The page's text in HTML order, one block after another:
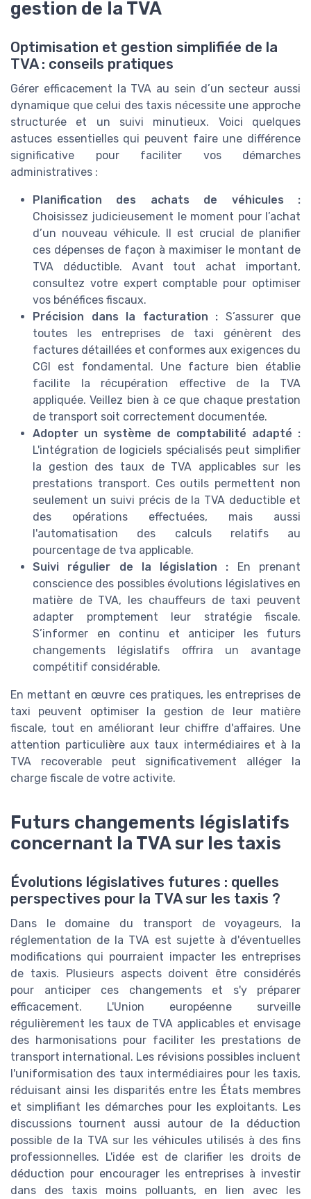
gestion de la TVA
Optimisation et gestion simplifiée de la
TVA : conseils pratiques
Gérer efficacement la TVA au sein d’un secteur aussi
dynamique que celui des taxis nécessite une approche
structurée et un suivi minutieux. Voici quelques
astuces essentielles qui peuvent faire une différence
significative pour faciliter vos démarches
administratives :
Planification des achats de véhicules :
Choisissez judicieusement le moment pour l’achat
d’un nouveau véhicule. Il est crucial de planifier
ces dépenses de façon à maximiser le montant de
TVA déductible. Avant tout achat important,
consultez votre expert comptable pour optimiser
vos bénéfices fiscaux.
Précision dans la facturation : S’assurer que
toutes les entreprises de taxi génèrent des
factures détaillées et conformes aux exigences du
CGI est fondamental. Une facture bien établie
facilite la récupération effective de la TVA
appliquée. Veillez bien à ce que chaque prestation
de transport soit correctement documentée.
Adopter un système de comptabilité adapté :
L'intégration de logiciels spécialisés peut simplifier
la gestion des taux de TVA applicables sur les
prestations transport. Ces outils permettent non
seulement un suivi précis de la TVA deductible et
des opérations effectuées, mais aussi
l'automatisation des calculs relatifs au
pourcentage de tva applicable.
Suivi régulier de la législation : En prenant
conscience des possibles évolutions législatives en
matière de TVA, les chauffeurs de taxi peuvent
adapter promptement leur stratégie fiscale.
S’informer en continu et anticiper les futurs
changements législatifs offrira un avantage
compétitif considérable.
En mettant en œuvre ces pratiques, les entreprises de
taxi peuvent optimiser la gestion de leur matière
fiscale, tout en améliorant leur chiffre d'affaires. Une
attention particulière aux taux intermédiaires et à la
TVA recoverable peut significativement alléger la
charge fiscale de votre activite.
Futurs changements législatifs
concernant la TVA sur les taxis
Évolutions législatives futures : quelles
perspectives pour la TVA sur les taxis ?
Dans le domaine du transport de voyageurs, la
réglementation de la TVA est sujette à d'éventuelles
modifications qui pourraient impacter les entreprises
de taxis. Plusieurs aspects doivent être considérés
pour anticiper ces changements et s'y préparer
efficacement. L'Union européenne surveille
régulièrement les taux de TVA applicables et envisage
des harmonisations pour faciliter les prestations de
transport international. Les révisions possibles incluent
l'uniformisation des taux intermédiaires pour les taxis,
réduisant ainsi les disparités entre les États membres
et simplifiant les démarches pour les exploitants. Les
discussions tournent aussi autour de la déduction
possible de la TVA sur les véhicules utilisés à des fins
professionnelles. L'idée est de clarifier les droits de
déduction pour encourager les entreprises à investir
dans des taxis moins polluants, en lien avec les